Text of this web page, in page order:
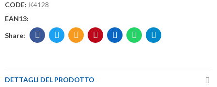
CODE: K4128
EAN13:
DETTAGLI DEL PRODOTTO